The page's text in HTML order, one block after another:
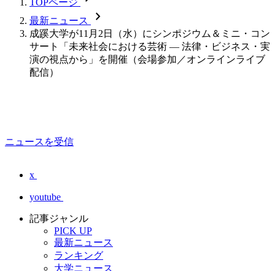
TOPページ
最新ニュース chevron_forward
成蹊大学が11月2日（水）にシンポジウム＆ミニ・コン
サート「未来社会における芸術 — 法律・ビジネス・実
演の視点から」を開催（会場参加／オンラインライブ
配信）
ニュースを受信
x
youtube
記事ジャンル
PICK UP
最新ニュース
ランキング
大学ニュース